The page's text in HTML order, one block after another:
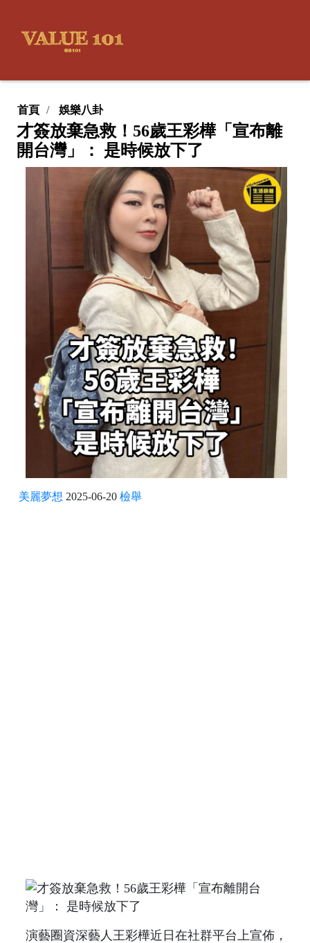
首頁 娛樂八卦
才簽放棄急救！56歲王彩樺「宣布離
開台灣」： 是時候放下了
美麗夢想 2025-06-20 檢舉
演藝圈資深藝人王彩樺近日在社群平台上宣佈，